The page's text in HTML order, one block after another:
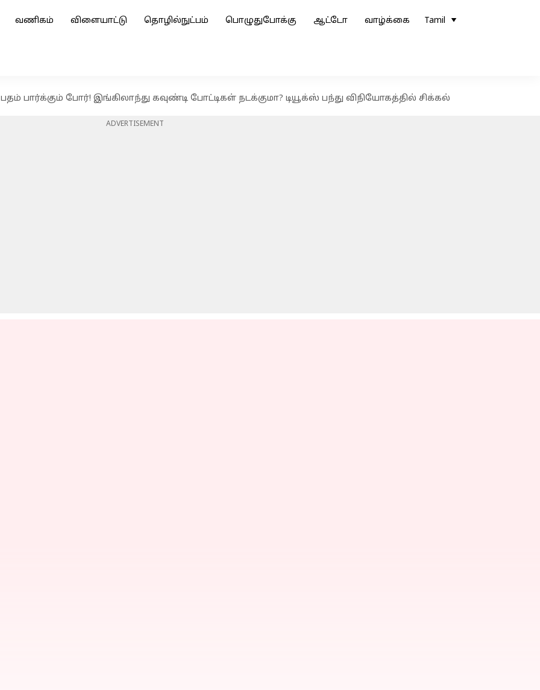
வணிகம் விளையாட்டு தொழில்நுட்பம் பொழுதுபோக்கு ஆட்டோ வாழ்க்கை Tamil
பதம் பார்க்கும் போர்! இங்கிலாந்து கவுண்டி போட்டிகள் நடக்குமா? டியூக்ஸ் பந்து விநியோகத்தில் சிக்கல்
ADVERTISEMENT